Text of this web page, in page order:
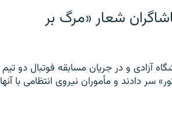
شعار «مرگ بر
آزادی و در جریان مسابقه فوتبال دو تیم
سر دادند و مأموران نیروی انتظامی با آنها